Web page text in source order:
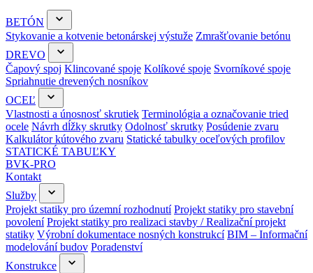
BETÓN
Stykovanie a kotvenie betonárskej výstuže Zmrašťovanie betónu
DREVO
Čapový spoj Klincované spoje Kolíkové spoje Svorníkové spoje
Spriahnutie drevených nosníkov
OCEĽ
Vlastnosti a únosnosť skrutiek Terminológia a označovanie tried
ocele Návrh dĺžky skrutky Odolnosť skrutky Posúdenie zvaru
Kalkulátor kútového zvaru Statické tabulky oceľových profilov
STATICKÉ TABUĽKY
BVK-PRO
Kontakt
Služby
Projekt statiky pro územní rozhodnutí Projekt statiky pro stavební
povolení Projekt statiky pro realizaci stavby / Realizační projekt
statiky Výrobní dokumentace nosných konstrukcí BIM – Informační
modelování budov Poradenství
Konstrukce